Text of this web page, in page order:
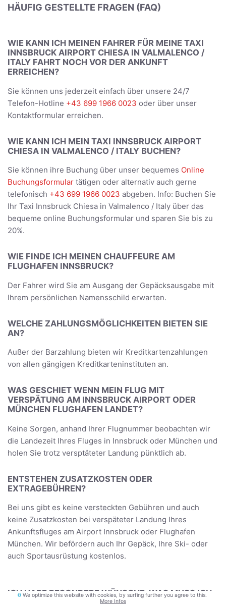
HÄUFIG GESTELLTE FRAGEN (FAQ)
WIE KANN ICH MEINEN FAHRER FÜR MEINE TAXI
INNSBRUCK AIRPORT CHIESA IN VALMALENCO /
ITALY FAHRT NOCH VOR DER ANKUNFT
ERREICHEN?
Sie können uns jederzeit einfach über unsere 24/7
Telefon-Hotline +43 699 1966 0023 oder über unser
Kontaktformular erreichen.
WIE KANN ICH MEIN TAXI INNSBRUCK AIRPORT
CHIESA IN VALMALENCO / ITALY BUCHEN?
Sie können ihre Buchung über unser bequemes Online
Buchungsformular tätigen oder alternativ auch gerne
telefonisch +43 699 1966 0023 abgeben. Info: Buchen Sie
Ihr Taxi Innsbruck Chiesa in Valmalenco / Italy über das
bequeme online Buchungsformular und sparen Sie bis zu
20%.
WIE FINDE ICH MEINEN CHAUFFEURE AM
FLUGHAFEN INNSBRUCK?
Der Fahrer wird Sie am Ausgang der Gepäcksausgabe mit
Ihrem persönlichen Namensschild erwarten.
WELCHE ZAHLUNGSMÖGLICHKEITEN BIETEN SIE
AN?
Außer der Barzahlung bieten wir Kreditkartenzahlungen
von allen gängigen Kreditkarteninstituten an.
WAS GESCHIET WENN MEIN FLUG MIT
VERSPÄTUNG AM INNSBRUCK AIRPORT ODER
MÜNCHEN FLUGHAFEN LANDET?
Keine Sorgen, anhand Ihrer Flugnummer beobachten wir
die Landezeit Ihres Fluges in Innsbruck oder München und
holen Sie trotz versptäteter Landung pünktlich ab.
ENTSTEHEN ZUSATZKOSTEN ODER
EXTRAGEBÜHREN?
Bei uns gibt es keine versteckten Gebühren und auch
keine Zusatzkosten bei verspäteter Landung Ihres
Ankunftsfluges am Airport Innsbruck oder Flughafen
München. Wir befördern auch Ihr Gepäck, Ihre Ski- oder
auch Sportausrüstung kostenlos.
ICH HABE BESONDERE WÜNSCHE, WAS MUSS ICH
We optimize this website with cookies, by surfing further you agree to this.
More Infos